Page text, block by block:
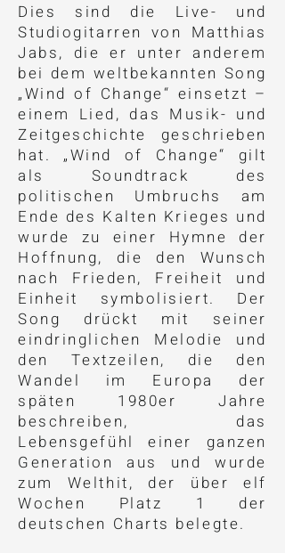
Dies sind die Live- und
Studiogitarren von Matthias
Jabs, die er unter anderem
bei dem weltbekannten Song
„Wind of Change“ einsetzt –
einem Lied, das Musik- und
Zeitgeschichte geschrieben
hat. „Wind of Change“ gilt
als Soundtrack des
politischen Umbruchs am
Ende des Kalten Krieges und
wurde zu einer Hymne der
Hoffnung, die den Wunsch
nach Frieden, Freiheit und
Einheit symbolisiert. Der
Song drückt mit seiner
eindringlichen Melodie und
den Textzeilen, die den
Wandel im Europa der
späten 1980er Jahre
beschreiben, das
Lebensgefühl einer ganzen
Generation aus und wurde
zum Welthit, der über elf
Wochen Platz 1 der
deutschen Charts belegte.